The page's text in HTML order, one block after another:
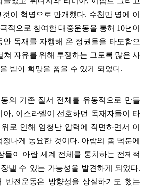
것이 혁명으로 만개했다. 수천만 명에 이
적으로 참여한 대중운동을 통해 10년이
안 독재를 자행해 온 정권들을 타도함으
쳐 자유를 위해 투쟁하는 그토록 많은 사
받아 희망을 품을 수 있게 되었다.
의 기존 질서 전체를 유동적으로 만들
아, 이스라엘이 선호하던 독재자들이 타
로 인해 엄청난 압력에 직면하면서 이
청나게 동요한 것이다. 아랍의 봄 덕분에
들이 아랍 세계 전체를 통치하는 전제적
낼 수 있는 가능성을 발견하게 되었다.
반전운동은 방향성을 상실하기도 했는